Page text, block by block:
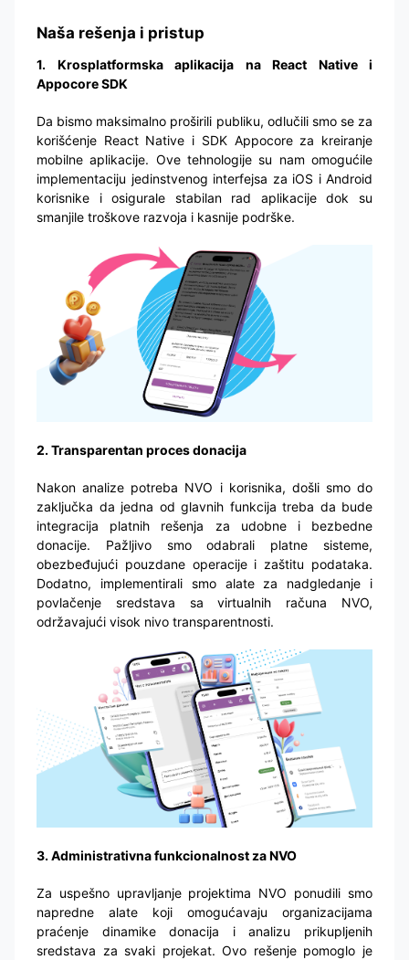
Naša rešenja i pristup
1. Krosplatformska aplikacija na React Native i
Appocore SDK
Da bismo maksimalno proširili publiku, odlučili smo se za
korišćenje React Native i SDK Appocore za kreiranje
mobilne aplikacije. Ove tehnologije su nam omogućile
implementaciju jedinstvenog interfejsa za iOS i Android
korisnike i osigurale stabilan rad aplikacije dok su
smanjile troškove razvoja i kasnije podrške.
2. Transparentan proces donacija
Nakon analize potreba NVO i korisnika, došli smo do
zaključka da jedna od glavnih funkcija treba da bude
integracija platnih rešenja za udobne i bezbedne
donacije. Pažljivo smo odabrali platne sisteme,
obezbeđujući pouzdane operacije i zaštitu podataka.
Dodatno, implementirali smo alate za nadgledanje i
povlačenje sredstava sa virtualnih računa NVO,
održavajući visok nivo transparentnosti.
3. Administrativna funkcionalnost za NVO
Za uspešno upravljanje projektima NVO ponudili smo
napredne alate koji omogućavaju organizacijama
praćenje dinamike donacija i analizu prikupljenih
sredstava za svaki projekat. Ovo rešenje pomoglo je